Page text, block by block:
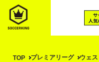
TOP プレミアリーグ ウェ